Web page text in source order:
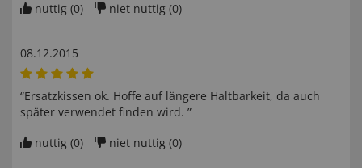
nuttig (0) niet nuttig (0)
08.12.2015
“Ersatzkissen ok. Hoffe auf längere Haltbarkeit, da auch
später verwendet finden wird. ”
nuttig (0) niet nuttig (0)